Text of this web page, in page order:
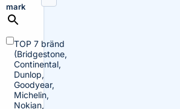
mark
TOP 7 bränd
(Bridgestone,
Continental,
Dunlop,
Goodyear,
Michelin,
Nokian,